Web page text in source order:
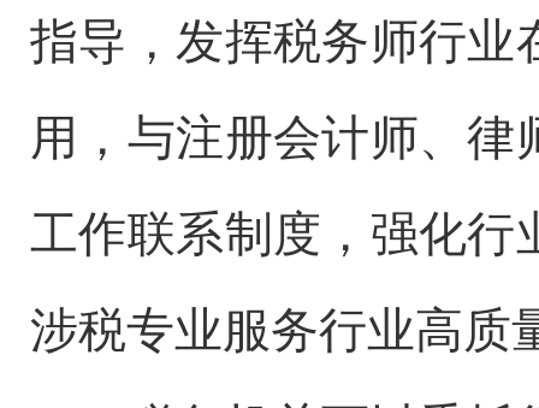
指导，发挥税务师行业
用，与注册会计师、
工作联系制度，强化行
涉税专业服务行业高质